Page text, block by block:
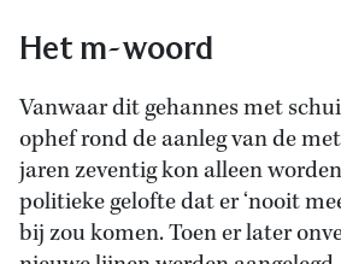
Het m-woord
Vanwaar dit gehannes met
ophef rond de aanleg van de
jaren zeventig kon alleen
politieke gelofte dat er ‘nooit
bij zou komen. Toen er later